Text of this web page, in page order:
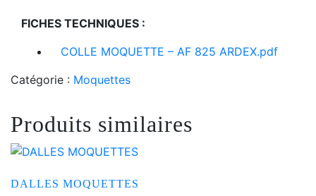
FICHES TECHNIQUES :
COLLE MOQUETTE – AF 825 ARDEX.pdf
Catégorie : Moquettes
Produits similaires
DALLES MOQUETTES